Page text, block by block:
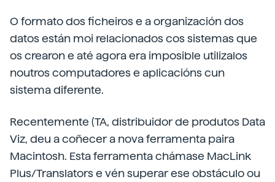
O formato dos ficheiros e a organización dos
datos están moi relacionados cos sistemas que
os crearon e até agora era imposible utilizalos
noutros computadores e aplicacións cun
sistema diferente.
Recentemente (TA, distribuidor de produtos Data
Viz, deu a coñecer a nova ferramenta paira
Macintosh. Esta ferramenta chámase MacLink
Plus/Translators e vén superar ese obstáculo ou